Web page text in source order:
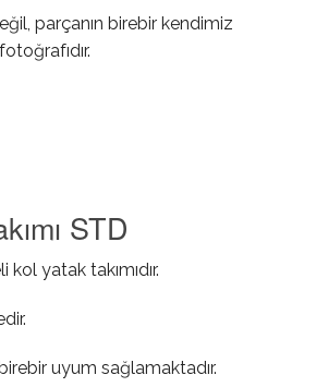
parçanın birebir kendimiz
hakkında
STD
yatak takımıdır.
uyum sağlamaktadır.